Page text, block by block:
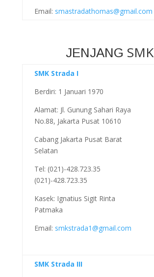
Email: smastradathomas@gmail.com
JENJANG SMK
SMK Strada I
Berdiri: 1 Januari 1970
Alamat: Jl. Gunung Sahari Raya
No.88, Jakarta Pusat 10610
Cabang Jakarta Pusat Barat
Selatan
Tel: (021)-428.723.35
(021)-428.723.35
Kasek: Ignatius Sigit Rinta
Patmaka
Email: smkstrada1@gmail.com
SMK Strada III